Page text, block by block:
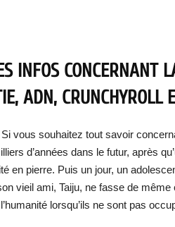
INFOS CONCERNANT
ADN, CRUNCHYROLL
Si vous souhaitez tout savoir
d’années dans le futur, après
en pierre. Puis un jour, un
vieil ami, Taiju, ne fasse de
lorsqu’ils ne sont pas